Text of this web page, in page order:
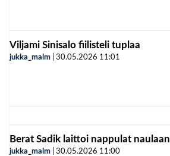
Viljami Sinisalo fiilisteli tuplaa
jukka_malm 30.05.2026 11:01
Berat Sadik laittoi nappulat naulaan
jukka_malm 30.05.2026 11:00